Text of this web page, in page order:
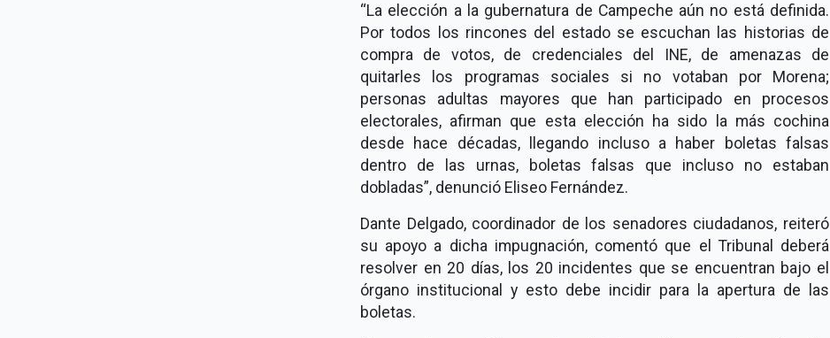
“La elección a la gubernatura de Campeche aún no está definida.
Por todos los rincones del estado se escuchan las historias de
compra de votos, de credenciales del INE, de amenazas de
quitarles los programas sociales si no votaban por Morena;
personas adultas mayores que han participado en procesos
electorales, afirman que esta elección ha sido la más cochina
desde hace décadas, llegando incluso a haber boletas falsas
dentro de las urnas, boletas falsas que incluso no estaban
dobladas”, denunció Eliseo Fernández.
Dante Delgado, coordinador de los senadores ciudadanos, reiteró
su apoyo a dicha impugnación, comentó que el Tribunal deberá
resolver en 20 días, los 20 incidentes que se encuentran bajo el
órgano institucional y esto debe incidir para la apertura de las
boletas.